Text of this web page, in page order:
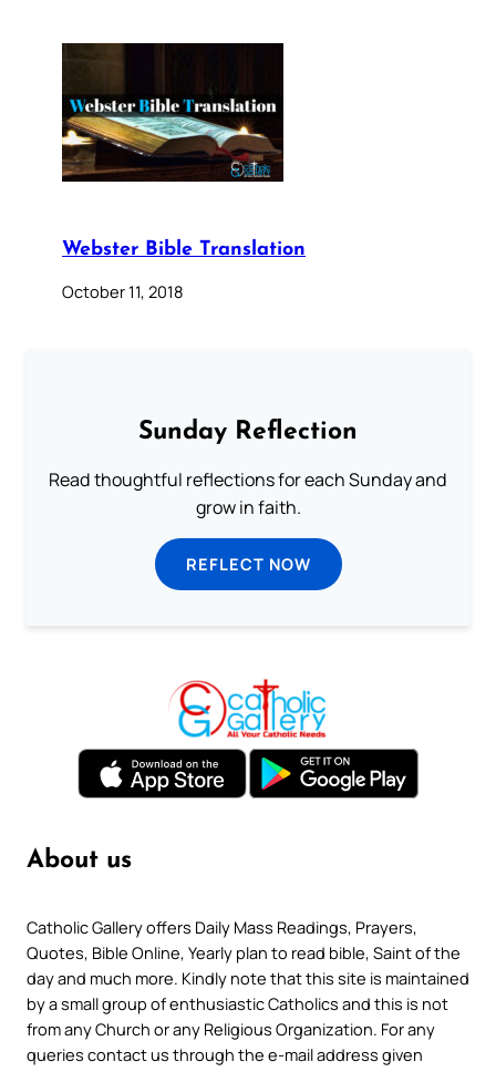
Webster Bible Translation
October 11, 2018
Sunday Reflection
Read thoughtful reflections for each Sunday and
grow in faith.
REFLECT NOW
About us
Catholic Gallery offers Daily Mass Readings, Prayers,
Quotes, Bible Online, Yearly plan to read bible, Saint of the
day and much more. Kindly note that this site is maintained
by a small group of enthusiastic Catholics and this is not
from any Church or any Religious Organization. For any
queries contact us through the e-mail address given